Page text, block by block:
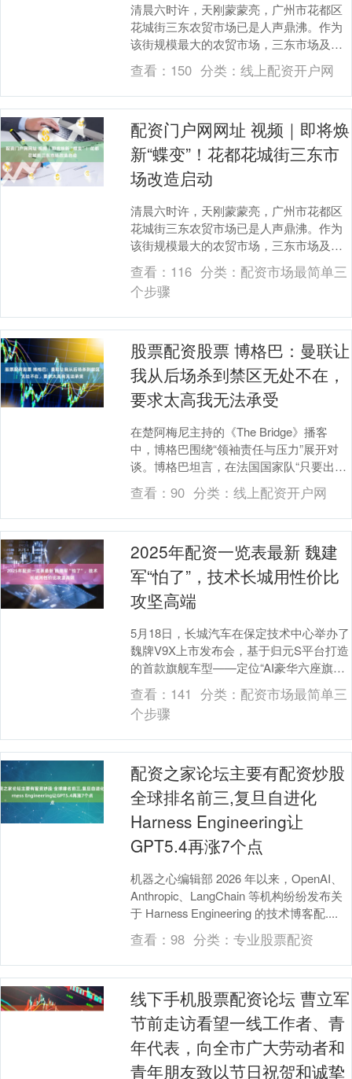
清晨六时许，天刚蒙蒙亮，广州市花都区
花城街三东农贸市场已是人声鼎沸。作为
该街规模最大的农贸市场，三东市场及周
边商业城向来是早晚人流量最密集的区
域。这里建筑面积超....
查看： 150 分类： 线上配资开户网
配资门户网网址 视频｜即将焕
新“蝶变”！花都花城街三东市
场改造启动
清晨六时许，天刚蒙蒙亮，广州市花都区
花城街三东农贸市场已是人声鼎沸。作为
该街规模最大的农贸市场，三东市场及周
边商业城向来是早晚人流量最密集的区
域。这里建筑面积超....
查看： 116 分类： 配资市场最简单三
个步骤
股票配资股票 博格巴：曼联让
我从后场杀到禁区无处不在，
要求太高我无法承受
在楚阿梅尼主持的《The Bridge》播客
中，博格巴围绕“领袖责任与压力”展开对
谈。博格巴坦言，在法国国家队“只要出点
坏事股票配资股票，你就会成为替罪羊”。
他....
查看：90 分类： 线上配资开户网
2025年配资一览表最新 魏建
军“怕了”，技术长城用性价比
攻坚高端
5月18日，长城汽车在保定技术中心举办了
魏牌V9X上市发布会，基于归元S平台打造
的首款旗舰车型——定位“AI豪华六座旗
舰”的魏牌V9X正式上市2025年配资一览....
查看： 141 分类： 配资市场最简单三
个步骤
配资之家论坛主要有配资炒股
全球排名前三,复旦自进化
Harness Engineering让
GPT5.4再涨7个点
机器之心编辑部 2026 年以来，OpenAI、
Anthropic、LangChain 等机构纷纷发布关
于 Harness Engineering 的技术博客配....
查看：98 分类： 专业股票配资
线下手机股票配资论坛 曹立军
节前走访看望一线工作者、青
年代表，向全市广大劳动者和
青年朋友致以节日祝贺和诚挚